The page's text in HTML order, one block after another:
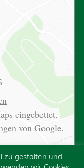
eingebettet.
von Google.
zu gestalten und